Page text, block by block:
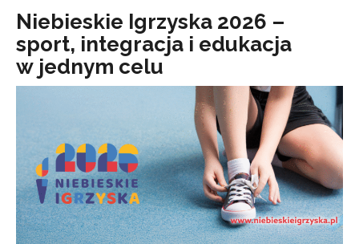
Niebieskie Igrzyska 2026 –
sport, integracja i edukacja
w jednym celu